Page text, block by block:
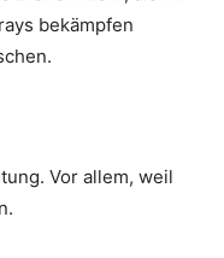
bekämpfen
Vor allem, weil